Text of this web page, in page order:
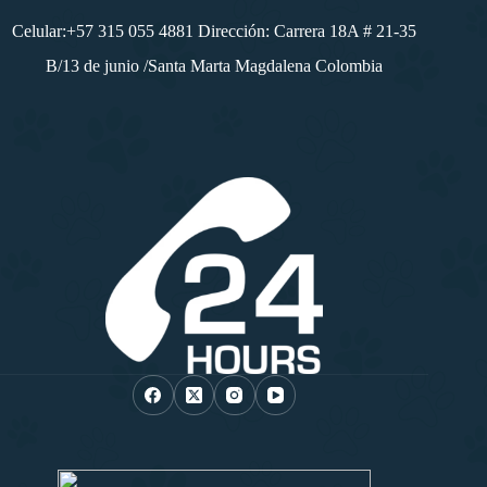
Celular:+57 315 055 4881 Dirección: Carrera 18A # 21-35
B/13 de junio /Santa Marta Magdalena Colombia